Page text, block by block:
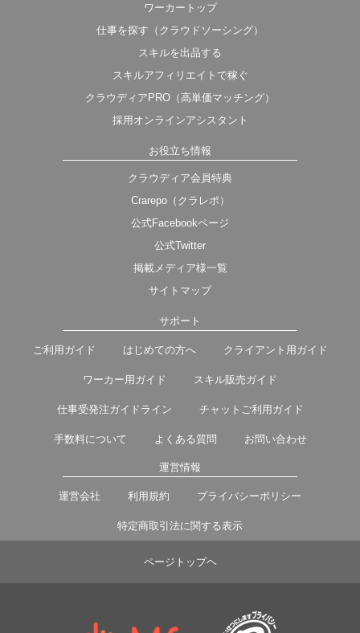
ワーカートップ
仕事を探す（クラウドソーシング）
スキルを出品する
スキルアフィリエイトで稼ぐ
クラウディアPRO（高単価マッチング）
採用オンラインアシスタント
お役立ち情報
クラウディア会員特典
Crarepo（クラレポ）
公式Facebookページ
公式Twitter
掲載メディア様一覧
サイトマップ
サポート
ご利用ガイド はじめての方へ クライアント用ガイド
ワーカー用ガイド スキル販売ガイド
仕事受発注ガイドライン チャットご利用ガイド
手数料について よくある質問 お問い合わせ
運営情報
運営会社 利用規約 プライバシーポリシー
特定商取引法に関する表示
ページトップヘ